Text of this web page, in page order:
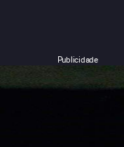
Publicidade